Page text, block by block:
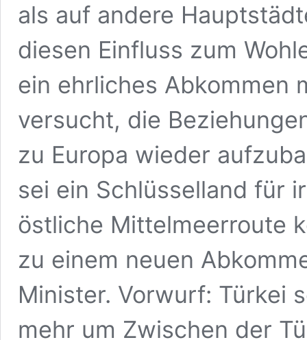
als auf andere
diesen Einfluss zum
ein ehrliches Abkommen
versucht, die
zu Europa wieder
sei ein Schlüsselland für
östliche Mittelmeerroute
zu einem neuen
Minister. Vorwurf: Türkei
mehr um Zwischen der